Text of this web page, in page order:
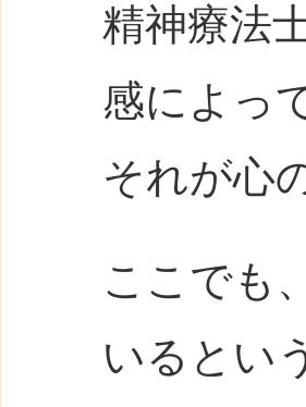
精神療法
感によっ
それが心
ここでも
いるとい